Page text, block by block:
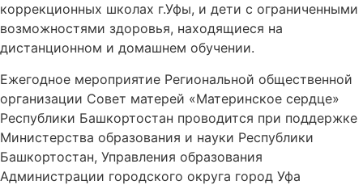
коррекционных школах г.Уфы, и дети с ограниченными
возможностями здоровья, находящиеся на
дистанционном и домашнем обучении.
Ежегодное мероприятие Региональной общественной
организации Совет матерей «Материнское сердце»
Республики Башкортостан проводится при поддержке
Министерства образования и науки Республики
Башкортостан, Управления образования
Администрации городского округа город Уфа